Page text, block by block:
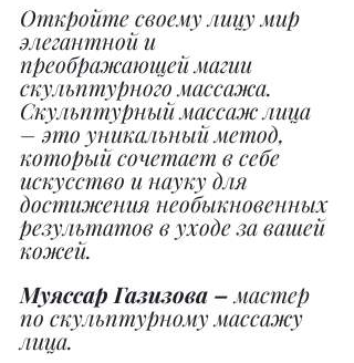
Откройте своему лицу мир
элегантной и
преображающей магии
скульптурного массажа.
Скульптурный массаж лица
– это уникальный метод,
который сочетает в себе
искусство и науку для
достижения необыкновенных
результатов в уходе за вашей
кожей.
Муяссар Газизова – мастер
по скульптурному массажу
лица.